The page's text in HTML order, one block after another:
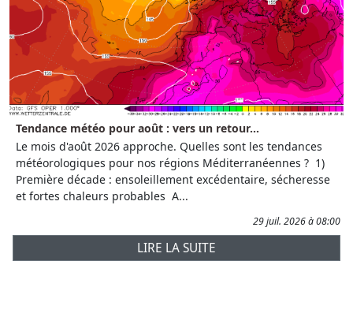
Tendance météo pour août : vers un retour...
Le mois d'août 2026 approche. Quelles sont les tendances
météorologiques pour nos régions Méditerranéennes ? 1)
Première décade : ensoleillement excédentaire, sécheresse
et fortes chaleurs probables A...
29 juil. 2026 à 08:00
LIRE LA SUITE